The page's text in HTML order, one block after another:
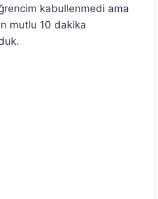
kabullenmedi ama
mutlu 10 dakika